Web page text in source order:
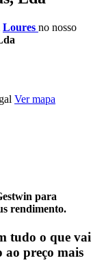
Loures no nosso
Ver mapa
para
rendimento.
tudo o que vai
ao preço mais